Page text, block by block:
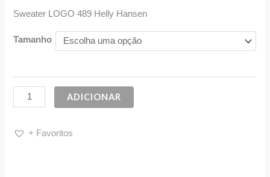
Sweater LOGO 489 Helly Hansen
Tamanho
ADICIONAR
+ Favoritos